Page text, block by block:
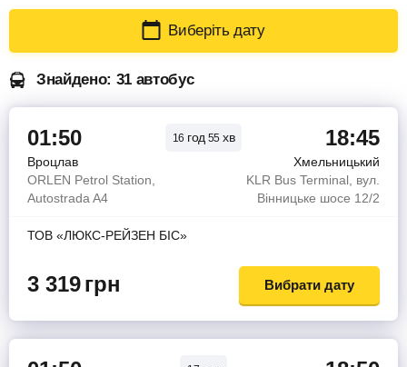
Виберіть дату
Знайдено: 31 автобус
01:50 16 год 55 хв 18:45
Вроцлав
Хмельницький
ORLEN Petrol Station,
Autostrada A4
KLR Bus Terminal, вул.
Вінницьке шосе 12/2
ТОВ «ЛЮКС-РЕЙЗЕН БІС»
3 319грн Вибрати дату